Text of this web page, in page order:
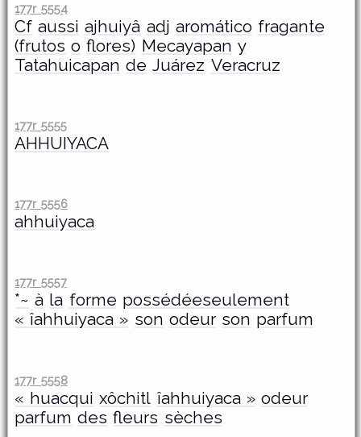
177r 5554
Cf aussi ajhuiyâ adj aromático fragante
(frutos o flores) Mecayapan y
Tatahuicapan de Juárez Veracruz
177r 5555
AHHUIYACA
177r 5556
ahhuiyaca
177r 5557
*~ à la forme possédéeseulement
« îahhuiyaca » son odeur son parfum
177r 5558
« huacqui xôchitl îahhuiyaca » odeur
parfum des fleurs sèches